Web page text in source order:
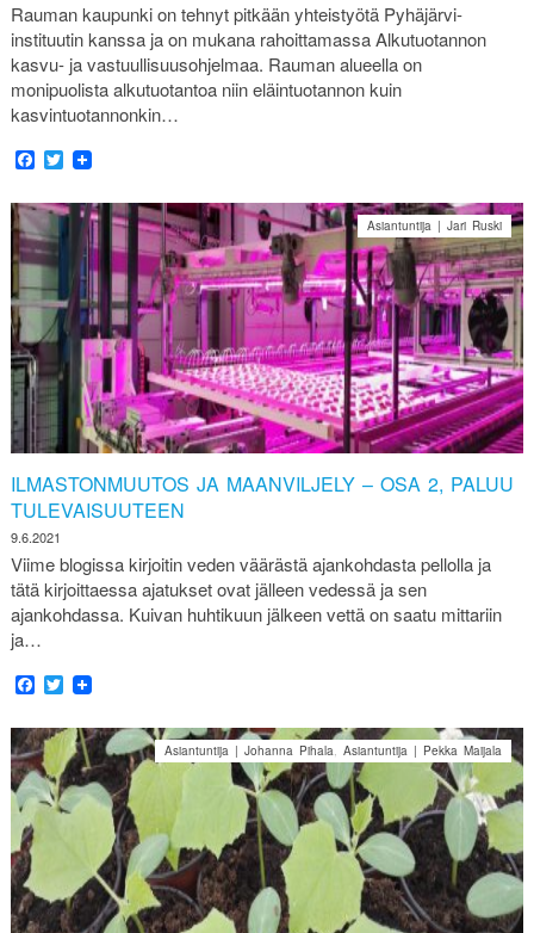
Rauman kaupunki on tehnyt pitkään yhteistyötä Pyhäjärvi-
instituutin kanssa ja on mukana rahoittamassa Alkutuotannon
kasvu- ja vastuullisuusohjelmaa. Rauman alueella on
monipuolista alkutuotantoa niin eläintuotannon kuin
kasvintuotannonkin…
Facebook
Twitter
ILMASTONMUUTOS JA MAANVILJELY – OSA 2, PALUU
TULEVAISUUTEEN
9.6.2021
Asiantuntija | Jari Ruski
Viime blogissa kirjoitin veden väärästä ajankohdasta pellolla ja
tätä kirjoittaessa ajatukset ovat jälleen vedessä ja sen
ajankohdassa. Kuivan huhtikuun jälkeen vettä on saatu mittariin
ja…
Facebook
Twitter
Asiantuntija | Johanna Pihala,Asiantuntija | Pekka Maijala